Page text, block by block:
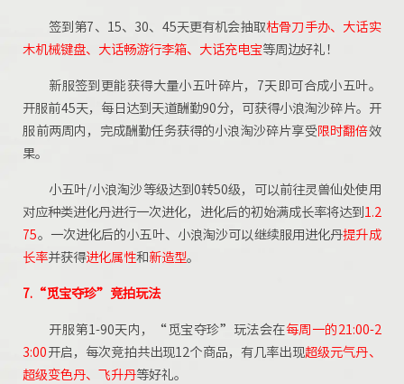
签到第7、15、30、45天更有机会抽取枯骨刀手办、大话实
木机械键盘、 大话畅游行李箱、大话充电宝等周边好礼！
新服签到更能获得大量小五叶碎片，7天即可合成小五叶。
开服前45天，每日达到天道酬勤90分，可获得小浪淘沙碎片。开
服前两周内，完成酬勤任务获得的小浪淘沙碎片享受限时翻倍效
果。
小五叶/小浪淘沙等级达到0转50级，可以前往灵兽仙处使用
对应种类进化丹进行一次进化，进化后的初始满成长率将达到1.2
75。一次进化后的小五叶、小浪淘沙可以继续服用进化丹提升成
长率并获得进化属性和新造型。
7.“觅宝夺珍” 竞拍玩法
开服第1-90天内，“觅宝夺珍”玩法会在每周一的21:00-2
3:00开启，每次竞拍共出现12个商品，有几率出现超级元气丹、
超级变色丹、飞升丹等好礼。